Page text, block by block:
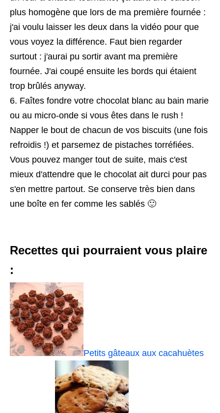
plus homogène que lors de ma première fournée :
j'ai voulu laisser les deux dans la vidéo pour que
vous voyez la différence. Faut bien regarder
surtout : j'aurai pu sortir avant ma première
fournée. J'ai coupé ensuite les bords qui étaient
trop brûlés anyway.
Faîtes fondre votre chocolat blanc au bain marie
ou au micro-onde si vous êtes dans le rush !
Napper le bout de chacun de vos biscuits (une fois
refroidis !) et parsemez de pistaches torréfiées.
Vous pouvez manger tout de suite, mais c'est
mieux d'attendre que le chocolat ait durci pour pas
s'en mettre partout. Se conserve très bien dans
une boîte en fer comme les sablés 🙂
Recettes qui pourraient vous plaire
:
Petits gâteaux aux cacahuètes